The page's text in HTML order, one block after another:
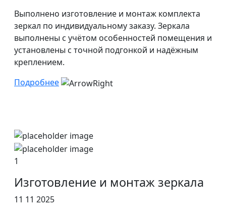
Выполнено изготовление и монтаж комплекта
зеркал по индивидуальному заказу. Зеркала
выполнены с учётом особенностей помещения и
установлены с точной подгонкой и надёжным
креплением.
Подробнее
1
Изготовление и монтаж зеркала
11 11 2025